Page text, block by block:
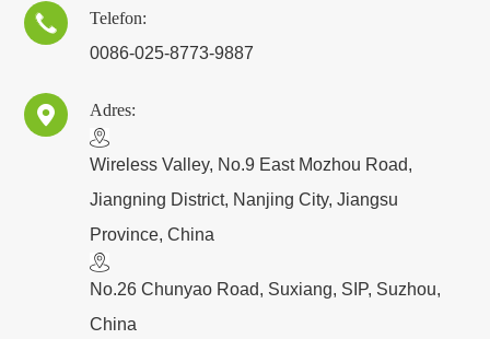

Telefon:
0086-025-8773-9887
 Adres:
​Wireless Valley, No.9 East Mozhou Road,
Jiangning District, Nanjing City, Jiangsu
Province, China
No.26 Chunyao Road, Suxiang, SIP, Suzhou,
China